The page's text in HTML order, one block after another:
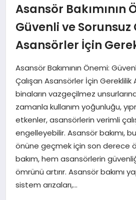
TEKNOLOJI
YAŞAM
Asansör Bakımının
Güvenli ve Sorunsuz
Asansörler İçin
Asansör Bakımının Önemi:
Çalışan Asansörler İçin
binaların vazgeçilmez
zamanla kullanım yoğunluğu,
etkenler, asansörlerin verimli
engelleyebilir. Asansör bakımı,
önüne geçmek için son derece
bakım, hem asansörlerin
ömrünü artırır. Asansör bakımı
sistem arızaları,…